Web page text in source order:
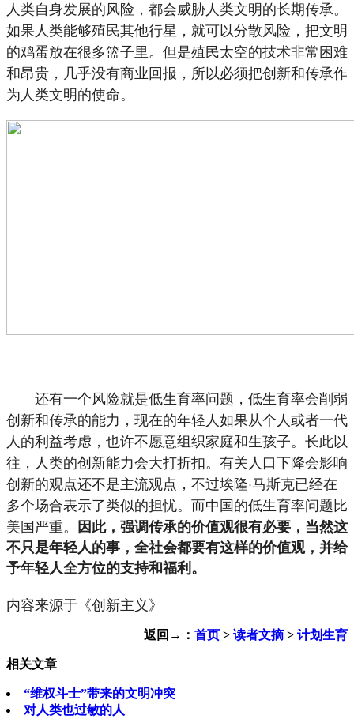
人类自身发展的风险，都会威胁人类文明的长期传承。
如果人类能够殖民其他行星，就可以分散风险，把文明
的鸡蛋放在很多篮子里。但是殖民太空的技术非常困难
和昂贵，几乎没有商业回报，所以必须把创新和传承作
为人类文明的使命。
还有一个风险就是低生育率问题，低生育率会削弱
创新和传承的能力，现在的年轻人如果从个人或者一代
人的利益考虑，也许不愿意组织家庭和生孩子。长此以
往，人类的创新能力会大打折扣。有关人口下降会影响
创新的观点还不是主流观点，不过埃隆·马斯克已经在
多个场合表示了类似的担忧。而中国的低生育率问题比
美国严重。 因此，强调传承的价值观很有必要，当然这
不只是年轻人的事，全社会都要有这样的价值观，并给
予年轻人全方位的支持和福利。
内容来源于《创新主义》
返回→： 首页 > 读者文摘> 计划生育
相关文章
“维权斗士”带来的文明冲突
对人类也过敏的人